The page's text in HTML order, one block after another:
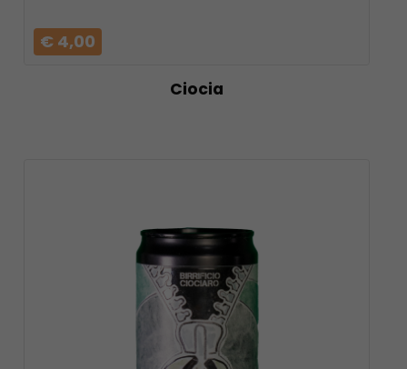
€ 4,00
Ciocia